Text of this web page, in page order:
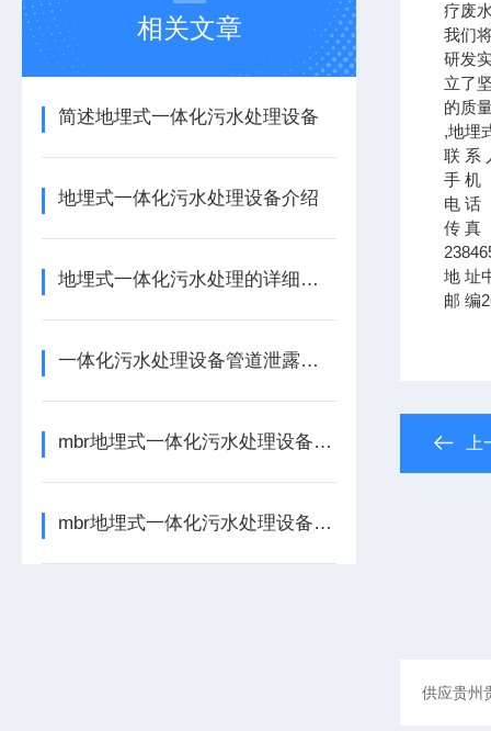
相关文章
简述地埋式一体化污水处理设备
地埋式一体化污水处理设备介绍
地埋式一体化污水处理的详细介绍
一体化污水处理设备管道泄露处理方法
mbr地埋式一体化污水处理设备的核心处理单元如下
mbr地埋式一体化污水处理设备的启动与运行操作的事项
疗废
我们
研发
立了
的质
,地埋
联 系
手 机
电 话
传 真
地 址
邮 编